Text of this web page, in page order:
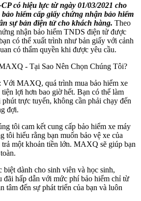
có hiệu lực từ ngày 01/03/2021 cho
hiểm cấp giấy chứng nhận bảo hiểm
sự bản điện tử cho khách hàng. Theo
nhận bảo hiểm TNDS điện tử được
có thể xuất trình như bản giấy với cảnh
có thẩm quyền khi được yêu cầu.
- Tại Sao Nên Chọn Chúng Tôi?
Với MAXQ, quá trình mua bảo hiểm xe
lợi hơn bao giờ hết. Bạn có thể làm
trực tuyến, không cần phải chạy đến
đợi.
tôi cam kết cung cấp bảo hiểm xe máy
tôi hiểu rằng bạn muốn bảo vệ xe của
một khoản tiền lớn. MAXQ sẽ giúp bạn
dành cho sinh viên và học sinh,
hấp dẫn với mức phí bảo hiểm chỉ từ
tâm đến sự phát triển của bạn và luôn